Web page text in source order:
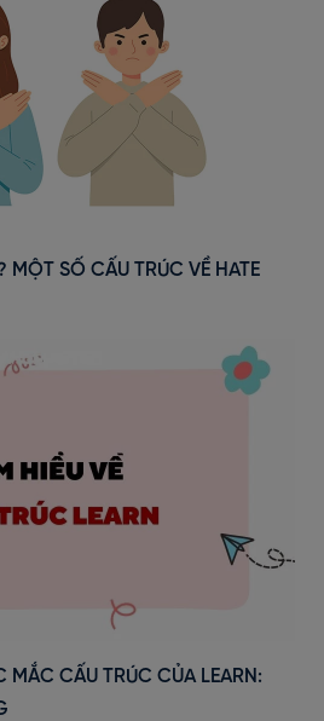
MỘT SỐ CẤU TRÚC VỀ HATE
CẤU TRÚC CỦA LEARN: